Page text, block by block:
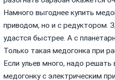
Намного выгоднее купить
приводом, но и с редуктором.
удастся быстрее. А с
Только такая медогонка при
Если ульев много, надо решать
медогонку с электрическим